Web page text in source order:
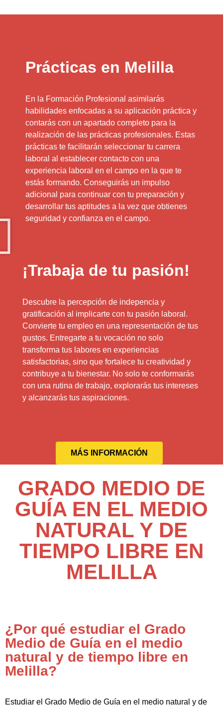
Prácticas en Melilla
En la Formación Profesional asimilarás
habilidades enfocadas a su aplicación práctica y
contarás con un apartado completo para la
realización de las prácticas profesionales. Estas
prácticas te facilitarán seleccionar tu carrera
laboral al establecer contacto con una
experiencia laboral en el campo en la que te
estás formando. Conseguirás un impulso
adicional para continuar con tu preparación y
desarrollar tus aptitudes a la vez que obtienes
seguridad y confianza en el campo.
¡Trabaja de tu pasión!
Descubre la percepción de indepencia y
gratificación al implicarte con tu pasión laboral.
Convierte tu empleo en una representación de tus
gustos. Entregarte a tu vocación no solo
transforma tus labores en experiencias
satisfactorias, sino que fortalece tu creatividad y
contribuye a tu bienestar. No solo te conformarás
con una rutina de trabajo, explorarás tus intereses
y alcanzarás tus aspiraciones.
MÁS INFORMACIÓN
GRADO MEDIO DE
GUÍA EN EL MEDIO
NATURAL Y DE
TIEMPO LIBRE EN
MELILLA
¿Por qué estudiar el Grado
Medio de Guía en el medio
natural y de tiempo libre en
Melilla?
Estudiar el Grado Medio de Guía en el medio natural y de